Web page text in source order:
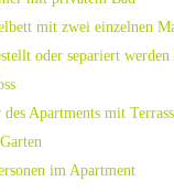
mit zwei einzelnen
oder separiert werden
Apartments mit
im Apartment